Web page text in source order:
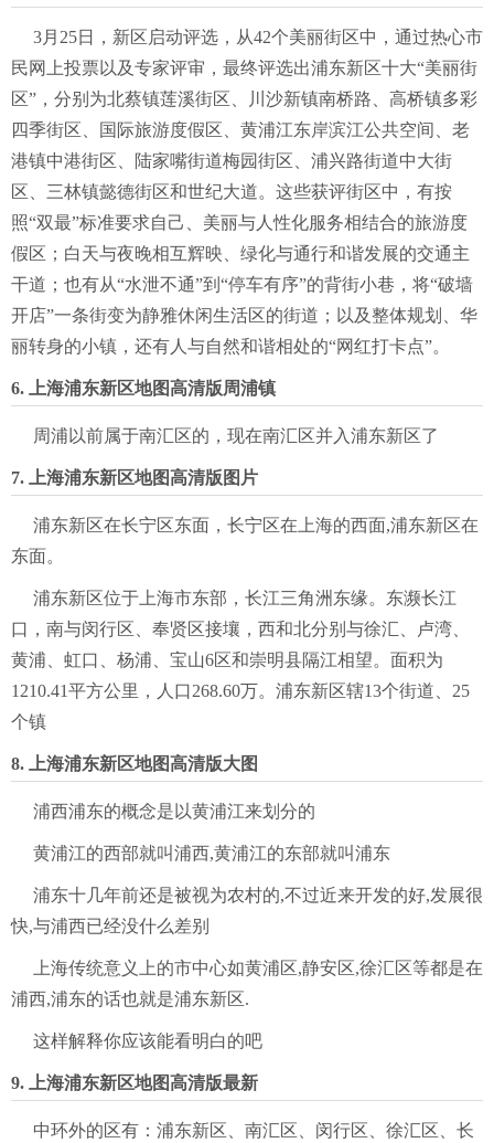
3月25日，新区启动评选，从42个美丽街区中，通过热心市
民网上投票以及专家评审，最终评选出浦东新区十大“美丽街
区”，分别为北蔡镇莲溪街区、川沙新镇南桥路、高桥镇多彩
四季街区、国际旅游度假区、黄浦江东岸滨江公共空间、老
港镇中港街区、陆家嘴街道梅园街区、浦兴路街道中大街
区、三林镇懿德街区和世纪大道。这些获评街区中，有按
照“双最”标准要求自己、美丽与人性化服务相结合的旅游度
假区；白天与夜晚相互辉映、绿化与通行和谐发展的交通主
干道；也有从“水泄不通”到“停车有序”的背街小巷，将“破墙
开店”一条街变为静雅休闲生活区的街道；以及整体规划、华
丽转身的小镇，还有人与自然和谐相处的“网红打卡点”。
6. 上海浦东新区地图高清版周浦镇
周浦以前属于南汇区的，现在南汇区并入浦东新区了
7. 上海浦东新区地图高清版图片
浦东新区在长宁区东面，长宁区在上海的西面,浦东新区在
东面。
浦东新区位于上海市东部，长江三角洲东缘。东濒长江
口，南与闵行区、奉贤区接壤，西和北分别与徐汇、卢湾、
黄浦、虹口、杨浦、宝山6区和崇明县隔江相望。面积为
1210.41平方公里，人口268.60万。浦东新区辖13个街道、25
个镇
8. 上海浦东新区地图高清版大图
浦西浦东的概念是以黄浦江来划分的
黄浦江的西部就叫浦西,黄浦江的东部就叫浦东
浦东十几年前还是被视为农村的,不过近来开发的好,发展很
快,与浦西已经没什么差别
上海传统意义上的市中心如黄浦区,静安区,徐汇区等都是在
浦西,浦东的话也就是浦东新区.
这样解释你应该能看明白的吧
9. 上海浦东新区地图高清版最新
中环外的区有：浦东新区、南汇区、闵行区、徐汇区、长